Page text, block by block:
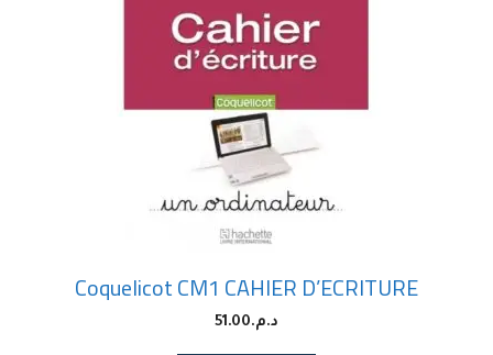
Coquelicot CM1 CAHIER D’ECRITURE
د.م.51.00